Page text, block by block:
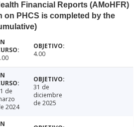
Financial Reports (AMoHFR)
PHCS is completed by the
4.00
de
2024
31 de
diciembre
de 2025